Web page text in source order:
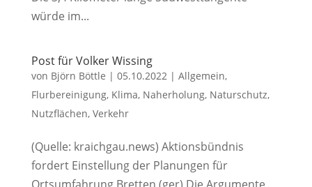
würde im...
Post für Volker Wissing
von Björn Böttle | 05.10.2022| Allgemein,
Flurbereinigung, Klima, Naherholung, Naturschutz,
Nutzflächen, Verkehr
(Quelle: kraichgau.news) Aktionsbündnis
fordert Einstellung der Planungen für